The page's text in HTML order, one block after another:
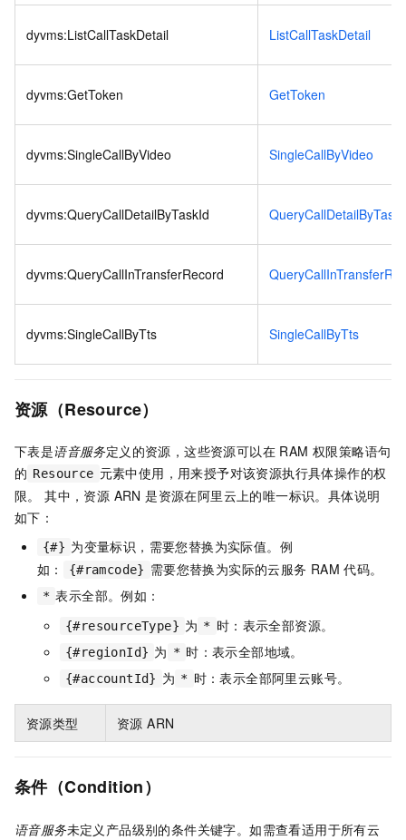
dyvms:ListCallTaskDetail ListCallTaskDetail
dyvms:GetToken GetToken
dyvms:SingleCallByVideo SingleCallByVideo
dyvms:QueryCallDetailByTaskId
dyvms:QueryCallInTransferRecord
dyvms:SingleCallByTts SingleCallByTts
资源（Resource）
下表是语音服务定义的资源，这些资源可以在 RAM 权限策略语句
的 Resource 元素中使用，用来授予对该资源执行具体操作的权
限。 其中，资源 ARN 是资源在阿里云上的唯一标识。具体说明
如下：
{#} 为变量标识，需要您替换为实际值。例
如：
{#ramcode} 需要您替换为实际的云服务 RAM 代码。
* 表示全部。例如：
{#resourceType} 为 * 时：表示全部资源。
{#regionId} 为 * 时：表示全部地域。
{#accountId} 为 * 时：表示全部阿里云账号。
资源类型 资源 ARN
条件（Condition）
语音服务未定义产品级别的条件关键字。如需查看适用于所有云